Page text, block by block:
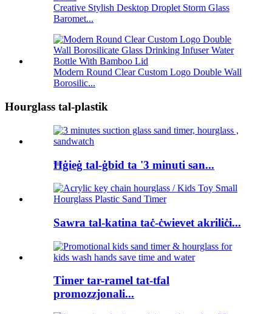
Creative Stylish Desktop Droplet Storm Glass
Baromet...
Modern Round Clear Custom Logo Double Wall
Borosilic...
Hourglass tal-plastik
Ħġieġ tal-ġbid ta '3 minuti san...
Sawra tal-katina taċ-ċwievet akriliċi...
Timer tar-ramel tat-tfal
promozzjonali...